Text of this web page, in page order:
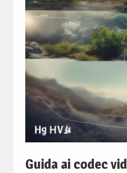
Guida ai codec